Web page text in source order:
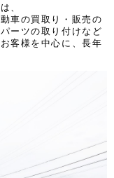
、
車の買取り・販売の
ーツの取り付けなど
客様を中心に、長年